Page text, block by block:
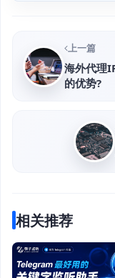
上一篇
海外代理
的优势?
相关推荐